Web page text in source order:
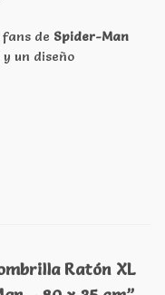
de Spider-Man
un diseño
Ratón XL